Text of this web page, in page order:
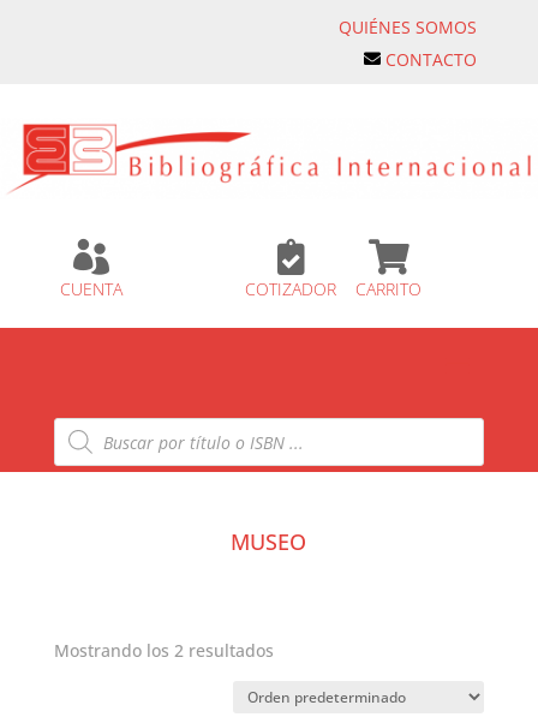
QUIÉNES SOMOS
CONTACTO

CUENTA

COTIZADOR

CARRITO
Búsqueda
de
productos
MUSEO
Mostrando los 2 resultados